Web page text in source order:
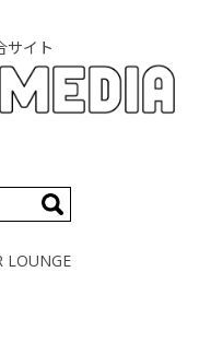
サイト
LOUNGE